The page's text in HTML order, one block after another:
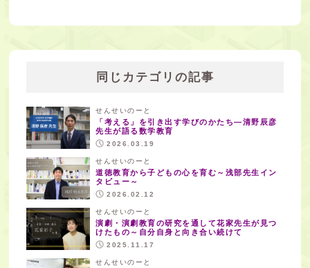
同じカテゴリの記事
せんせいのーと
「考える」を引き出す学びのかたち―清野辰彦
先生が語る数学教育
2026.03.19
せんせいのーと
道徳教育から子どもの心を育む～浅部先生イン
タビュー～
2026.02.12
せんせいのーと
演劇・演劇教育の研究を通して花家先生が見つ
けたもの～自分自身と向き合い続けて
2025.11.17
せんせいのーと